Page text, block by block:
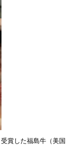
た福島牛（美国